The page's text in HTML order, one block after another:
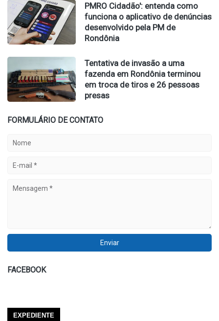
PMRO Cidadão': entenda como
funciona o aplicativo de denúncias
desenvolvido pela PM de
Rondônia
Tentativa de invasão a uma
fazenda em Rondônia terminou
em troca de tiros e 26 pessoas
presas
FORMULÁRIO DE CONTATO
FACEBOOK
EXPEDIENTE